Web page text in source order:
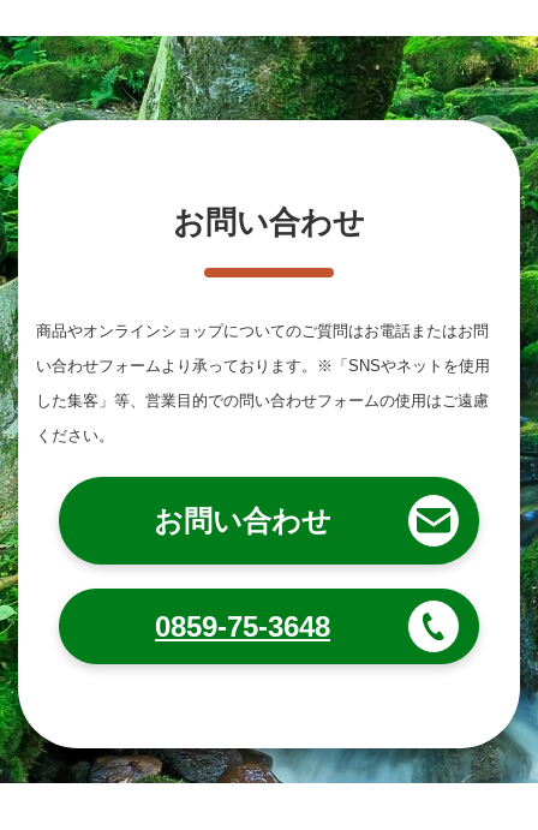
お問い合わせ
商品やオンラインショップについてのご質問はお電話またはお問
い合わせフォームより承っております。 ※「SNSやネットを使用
した集客」等、営業目的での問い合わせフォームの使用はご遠慮
ください。
お問い合わせ
0859-75-3648